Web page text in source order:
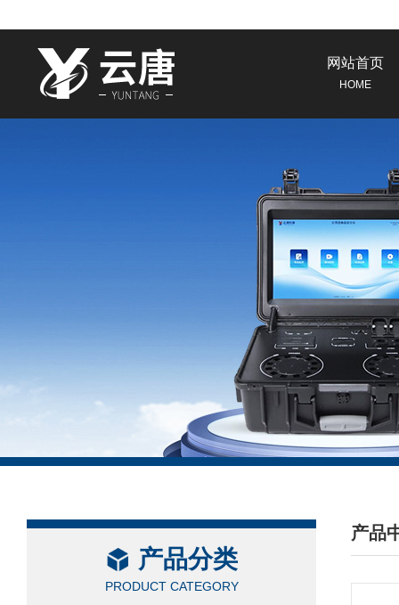
网站首页
HOME
产品分类
PRODUCT CATEGORY
产品
/